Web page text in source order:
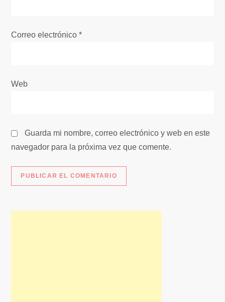
t
a
a
s
Correo electrónico*
Web
Guarda mi nombre, correo electrónico y web en este
navegador para la próxima vez que comente.